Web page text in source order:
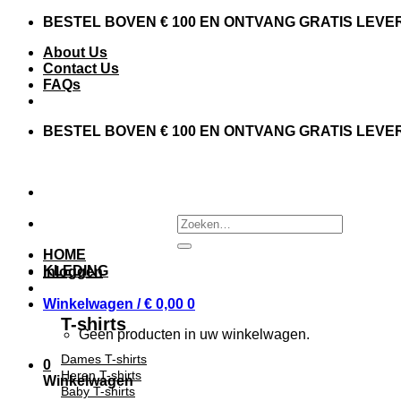
Skip
content
BESTEL BOVEN € 100 EN ONTVANG GRATIS
About Us
Contact Us
FAQs
BESTEL BOVEN € 100 EN ONTVANG GRATIS
Zoeken
naar:
Inloggen
Winkelwagen /€ 0,00 0
Geen producten in uw winkelwagen.
0
Winkelwagen
HOME
KLEDING
T-shirts
Dames T-shirts
Heren T-shirts
Baby T-shirts